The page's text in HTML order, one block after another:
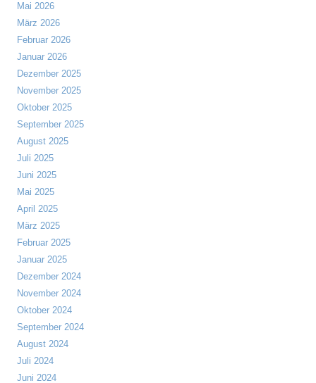
Mai 2026
März 2026
Februar 2026
Januar 2026
Dezember 2025
November 2025
Oktober 2025
September 2025
August 2025
Juli 2025
Juni 2025
Mai 2025
April 2025
März 2025
Februar 2025
Januar 2025
Dezember 2024
November 2024
Oktober 2024
September 2024
August 2024
Juli 2024
Juni 2024